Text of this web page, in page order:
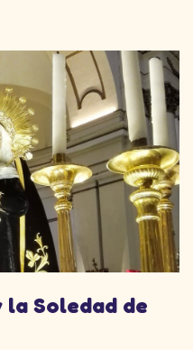
la Soledad de